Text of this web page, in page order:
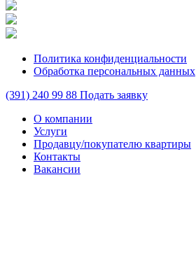
Политика конфиденциальности
Обработка персональных данных
(391) 240 99 88 Подать заявку
О компании
Услуги
Продавцу/покупателю квартиры
Контакты
Вакансии